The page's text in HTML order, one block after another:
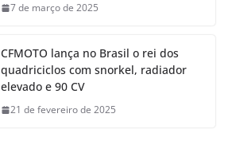
7 de março de 2025
CFMOTO lança no Brasil o rei dos
quadriciclos com snorkel, radiador
elevado e 90 CV
21 de fevereiro de 2025